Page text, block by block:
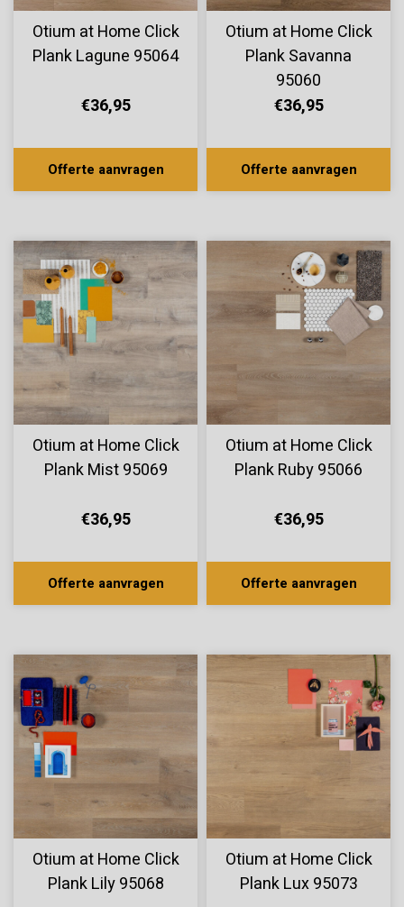
Otium at Home Click
Plank Lagune 95064
€36,95
Offerte aanvragen
Otium at Home Click
Plank Savanna
95060
€36,95
Offerte aanvragen
Otium at Home Click
Plank Mist 95069
€36,95
Offerte aanvragen
Otium at Home Click
Plank Ruby 95066
€36,95
Offerte aanvragen
Otium at Home Click
Plank Lily 95068
Otium at Home Click
Plank Lux 95073